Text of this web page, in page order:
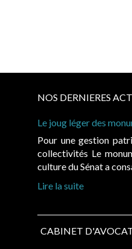
NOS DERNIERES
Le joug léger des
Pour une gestion
collectivités Le
culture du Sénat a
Lire la suite
CABINET